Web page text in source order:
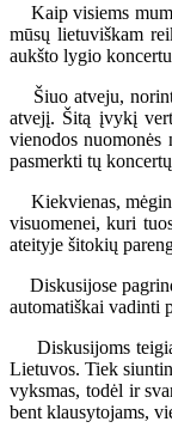
Kaip visiems
mūsų lietuviškam
aukšto lygio
Šiuo atveju, norint
atvejį. Šitą įvykį
vienodos
pasmerkti tų
Kiekvienas,
visuomenei, kuri
ateityje šitokių
Diskusijose
automatiškai vadinti
Diskusijoms
Lietuvos. Tiek
vyksmas, todėl ir
bent klausytojams,